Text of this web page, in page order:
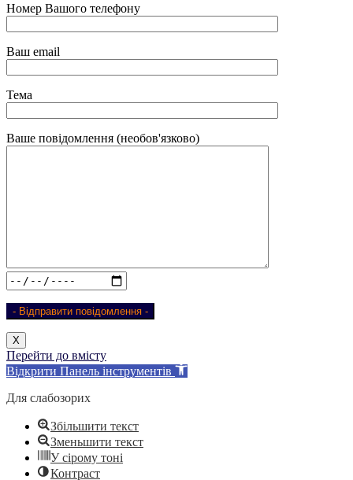
Номер Вашого телефону
Ваш email
Тема
Ваше повідомлення (необов'язково)
Х
Перейти до вмісту
Відкрити Панель інструментів
Для слабозорих
Збільшити текст
Зменьшити текст
У сірому тоні
Контраст